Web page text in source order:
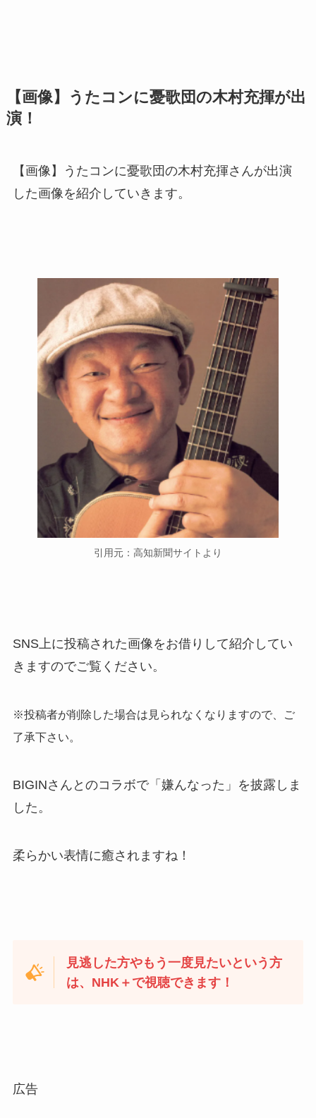
【画像】うたコンに憂歌団の木村充揮が出
演！
【画像】うたコンに憂歌団の木村充揮さんが出演
した画像を紹介していきます。
引用元：高知新聞サイトより
SNS上に投稿された画像をお借りして紹介してい
きますのでご覧ください。
※投稿者が削除した場合は見られなくなりますので、ご
了承下さい。
BIGINさんとのコラボで「嫌んなった」を披露しま
した。
柔らかい表情に癒されますね！
見逃した方やもう一度見たいという方
は、NHK＋で視聴できます！
広告